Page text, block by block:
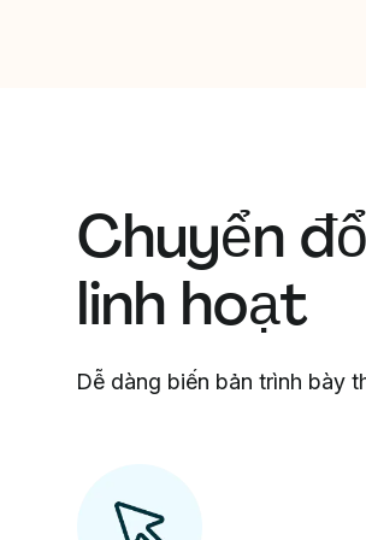
Chuyển
linh hoạt
Dễ dàng biến bản trình bày